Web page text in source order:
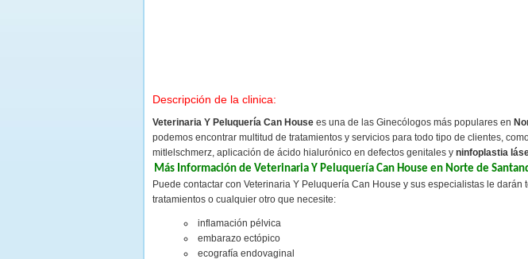
Descripción de la clinica:
Veterinaria Y Peluquería Can House es una de las Ginecólogos más populares en
podemos encontrar multitud de tratamientos y servicios para todo tipo de clientes,
mitlelschmerz, aplicación de ácido hialurónico en defectos genitales y ninfoplastia
Más Información de Veterinaria Y Peluquería Can House en Norte de
Puede contactar con Veterinaria Y Peluquería Can House y sus especialistas le darán
tratamientos o cualquier otro que necesite:
inflamación pélvica
embarazo ectópico
ecografía endovaginal